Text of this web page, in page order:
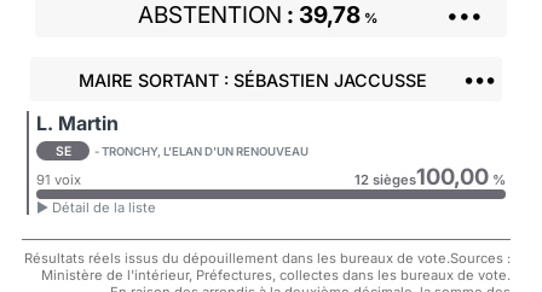
ABSTENTION 39,78 % •••
MAIRE SORTANT : SÉBASTIEN JACCUSSE •••
L. Martin
SE - TRONCHY, L'ELAN D'UN RENOUVEAU
91 voix 12 sièges100,00%
► Détail de la liste
Résultats réels issus du dépouillement dans les bureaux de vote.Sources :
Ministère de l'intérieur, Préfectures, collectes dans les bureaux de vote.